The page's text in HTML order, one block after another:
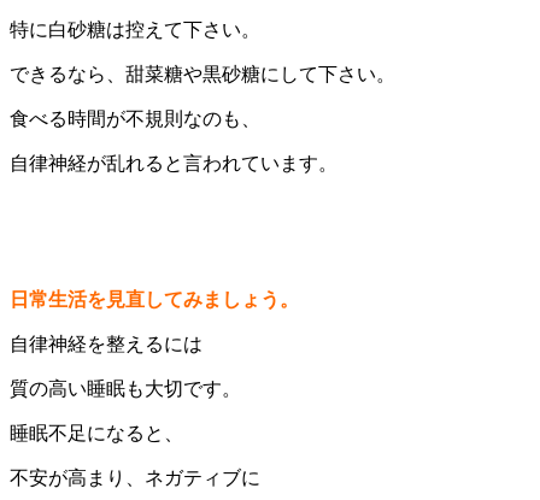
特に白砂糖は控えて下さい。
できるなら、甜菜糖や黒砂糖にして下さい。
食べる時間が不規則なのも、
自律神経が乱れると言われています。
日常生活を見直してみましょう。
自律神経を整えるには
質の高い睡眠も大切です。
睡眠不足になると、
不安が高まり、ネガティブに